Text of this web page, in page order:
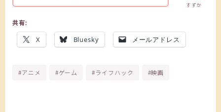
すずか
共有:
X Bluesky メールアドレス
#アニメ #ゲーム #ライフハック #映画